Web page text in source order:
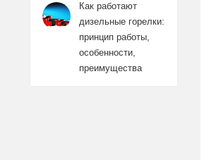
Как работают
дизельные горелки:
принцип работы,
особенности,
преимущества